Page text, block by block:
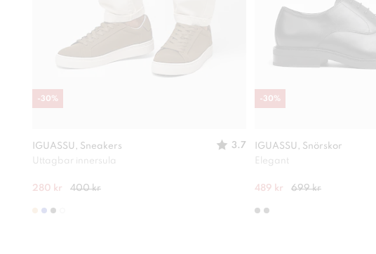
IGUASSU, Sneakers
3.7
Uttagbar innersula
280 kr 400 kr
-30%
IGUASSU, Snörskor
Elegant
489 kr 699 kr
-30%